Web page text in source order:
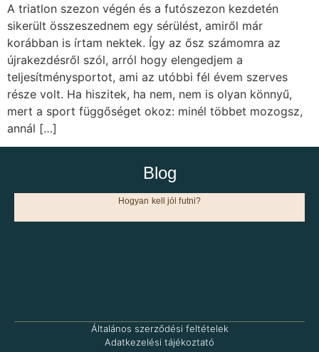
A triatlon szezon végén és a futószezon kezdetén
sikerült összeszednem egy sérülést, amiről már
korábban is írtam nektek. Így az ősz számomra az
újrakezdésről szól, arról hogy elengedjem a
teljesítménysportot, ami az utóbbi fél évem szerves
része volt. Ha hiszitek, ha nem, nem is olyan könnyű,
mert a sport függőséget okoz: minél többet mozogsz,
annál […]
Blog
Hogyan kell jól futni?
Általános szerződési feltételek
Adatkezelési tájékoztató